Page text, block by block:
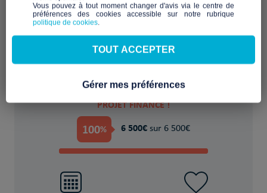
accompagnement
2 Demandeurs d'asile
PROJET FINANCÉ !
100% 6 500€ sur 6 500€
Vous pouvez à tout moment changer d'avis via le centre de
préférences des cookies accessible sur notre rubrique
politique de cookies.
TOUT ACCEPTER
Gérer mes préférences